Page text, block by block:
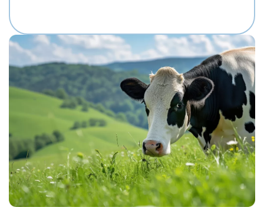
MR SUPERHERO NEXUS-ET
MR RUBICON NICHE-ET
MR SPRING NIGHTHAWK-ET
MR MT NIGHTLIFE 31444-ET
MR TROY NIGHTSTICK 61156-ET
MR SPRING NOBLE 2-ETN
MR SUPERHERO NOLAN-ET
MR WINGS NORTON-ET
EDG DIRECTOR OPTIC-ET
POTTERS-FIELD PAVETHEWAY-TW